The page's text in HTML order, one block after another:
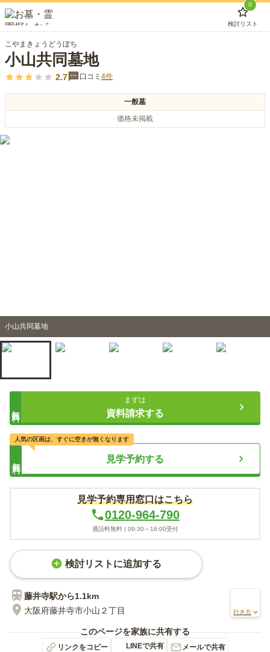
0
検討リスト
こやまきょうどうぼち
小山共同墓地
2.7 口コミ 4件
一般墓
価格未掲載
小山共同墓地
まずは
資料請求する
見学予約する
人気の区画は、すぐに空きが無くなります
見学予約専用窓口はこちら
0120-964-790
通話料無料 | 09:30～18:00受付
検討リストに追加する
藤井寺駅から1.1km
大阪府藤井寺市小山２丁目
行き方
このページを家族に共有する
リンクをコピー LINEで共有 メールで共有